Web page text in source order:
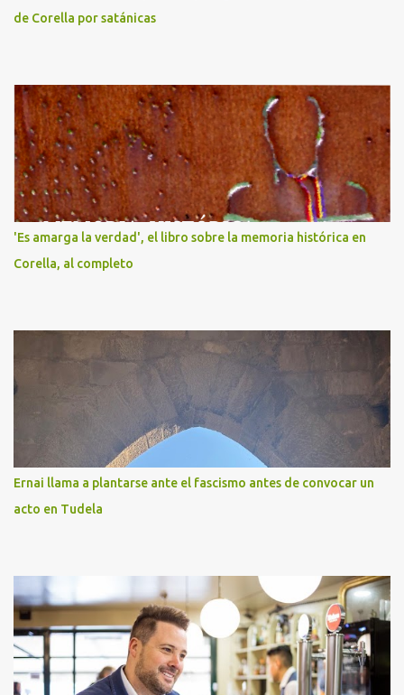
de Corella por satánicas
'Es amarga la verdad', el libro sobre la memoria histórica en
Corella, al completo
Ernai llama a plantarse ante el fascismo antes de convocar un
acto en Tudela